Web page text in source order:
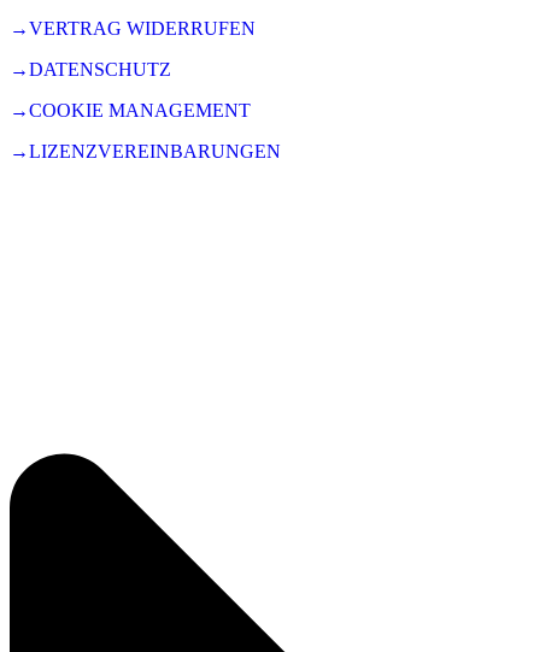
→VERTRAG WIDERRUFEN
→DATENSCHUTZ
→COOKIE MANAGEMENT
→LIZENZVEREINBARUNGEN